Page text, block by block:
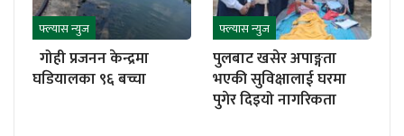
फ्ल्यास न्युज
गोही प्रजनन केन्द्रमा
घडियालका ९६ बच्चा
फ्ल्यास न्युज
पुलबाट खसेर अपाङ्गता
भएकी सुविक्षालाई घरमा
पुगेर दिइयो नागरिकता